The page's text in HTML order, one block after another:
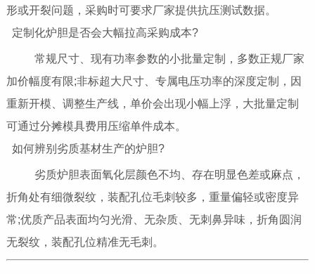
形或开裂问题，采购时可要求厂家提供抗压测试数据。
定制化炉胆是否会大幅拉高采购成本?
常规尺寸、现有功率参数的小批量定制，多数正规厂家
加价幅度有限;非标超大尺寸、专属电压功率的深度定制，因
重新开模、调整生产线，单价会出现小幅上浮，大批量定制
可通过分摊模具费用压缩单件成本。
如何辨别劣质基材生产的炉胆?
劣质炉胆表面氧化层颜色不均、存在明显色差或麻点，
折角处有细微裂纹，装配孔位毛刺较多，重量偏轻或密度异
常;优质产品表面均匀光滑、无杂质、无刺鼻异味，折角圆润
无裂纹，装配孔位精准无毛刺。